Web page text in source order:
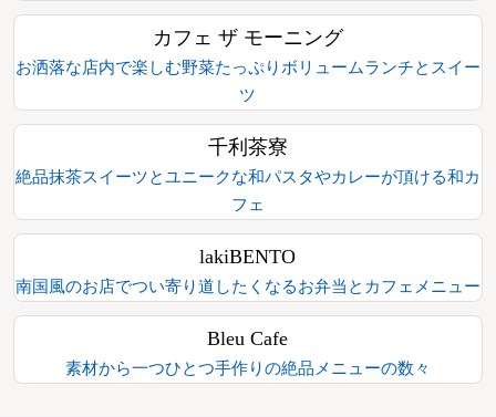
カフェ ザ モーニング
お洒落な店内で楽しむ野菜たっぷりボリュームランチとスイー
ツ
千利茶寮
絶品抹茶スイーツとユニークな和パスタやカレーが頂ける和カ
フェ
lakiBENTO
南国風のお店でつい寄り道したくなるお弁当とカフェメニュー
Bleu Cafe
素材から一つひとつ手作りの絶品メニューの数々